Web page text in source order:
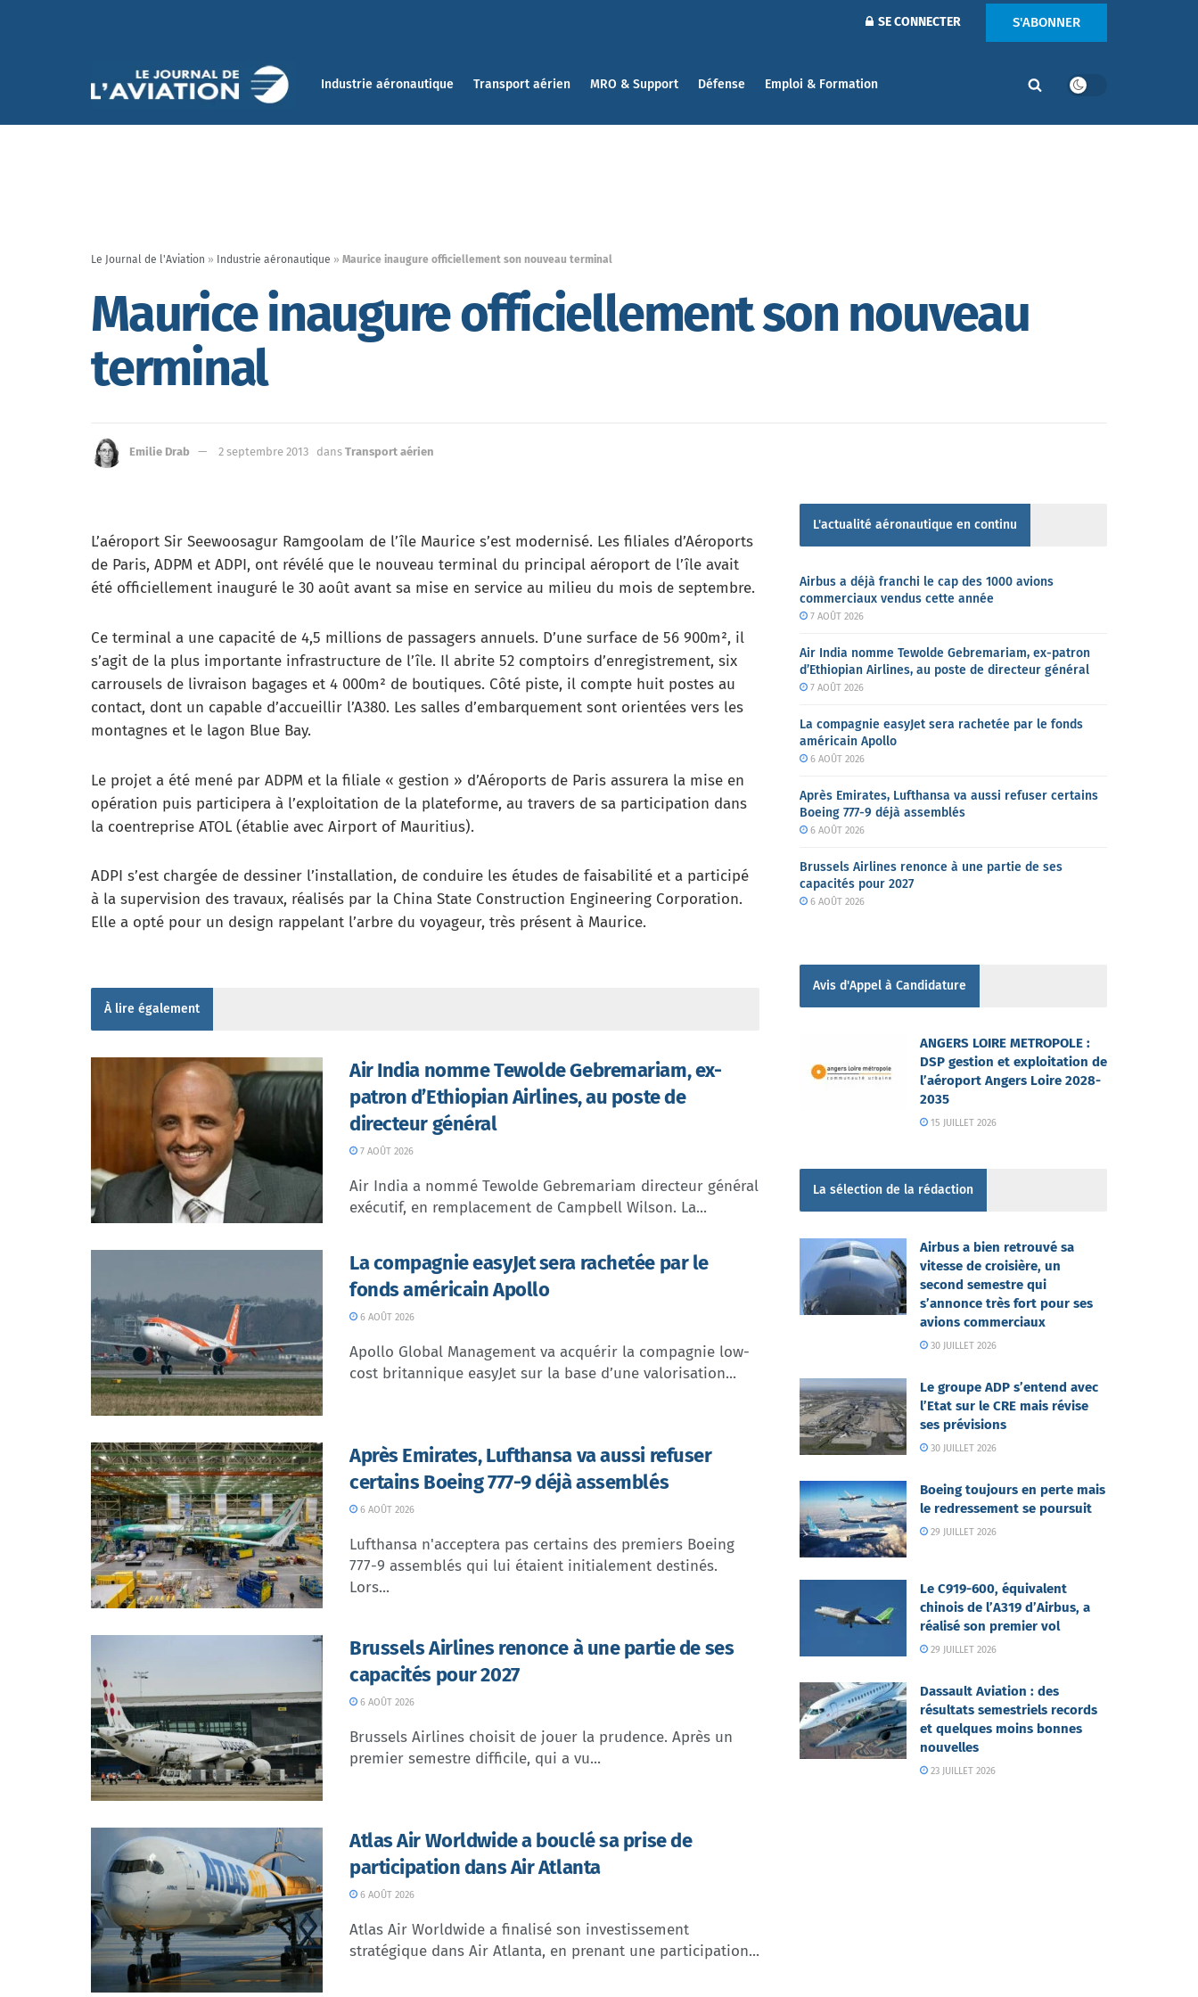
SE CONNECTER S'ABONNER
Industrie aéronautique Transport aérien MRO & Support Défense Emploi & Formation
Le Journal de l'Aviation » Industrie aéronautique » Maurice inaugure officiellement son nouveau terminal
Maurice inaugure officiellement son nouveau
terminal
Emilie Drab 2 septembre 2013 dans Transport aérien
L’aéroport Sir Seewoosagur Ramgoolam de l’île Maurice s’est modernisé. Les filiales d’Aéroports
de Paris, ADPM et ADPI, ont révélé que le nouveau terminal du principal aéroport de l’île avait
été officiellement inauguré le 30 août avant sa mise en service au milieu du mois de septembre.
Ce terminal a une capacité de 4,5 millions de passagers annuels. D’une surface de 56 900m², il
s’agit de la plus importante infrastructure de l’île. Il abrite 52 comptoirs d’enregistrement, six
carrousels de livraison bagages et 4 000m² de boutiques. Côté piste, il compte huit postes au
contact, dont un capable d’accueillir l’A380. Les salles d’embarquement sont orientées vers les
montagnes et le lagon Blue Bay.
Le projet a été mené par ADPM et la filiale « gestion » d’Aéroports de Paris assurera la mise en
opération puis participera à l’exploitation de la plateforme, au travers de sa participation dans
la coentreprise ATOL (établie avec Airport of Mauritius).
ADPI s’est chargée de dessiner l’installation, de conduire les études de faisabilité et a participé
à la supervision des travaux, réalisés par la China State Construction Engineering Corporation.
Elle a opté pour un design rappelant l’arbre du voyageur, très présent à Maurice.
À lire également
Air India nomme Tewolde Gebremariam, ex-
patron d’Ethiopian Airlines, au poste de
directeur général
7 AOÛT 2026
Air India a nommé Tewolde Gebremariam directeur général
exécutif, en remplacement de Campbell Wilson. La...
La compagnie easyJet sera rachetée par le
fonds américain Apollo
6 AOÛT 2026
Apollo Global Management va acquérir la compagnie low-
cost britannique easyJet sur la base d’une valorisation...
Après Emirates, Lufthansa va aussi refuser
certains Boeing 777-9 déjà assemblés
6 AOÛT 2026
Lufthansa n'acceptera pas certains des premiers Boeing
777-9 assemblés qui lui étaient initialement destinés.
Lors...
Brussels Airlines renonce à une partie de ses
capacités pour 2027
6 AOÛT 2026
Brussels Airlines choisit de jouer la prudence. Après un
premier semestre difficile, qui a vu...
Atlas Air Worldwide a bouclé sa prise de
participation dans Air Atlanta
6 AOÛT 2026
Atlas Air Worldwide a finalisé son investissement
stratégique dans Air Atlanta, en prenant une participation...
L'actualité aéronautique en continu
Airbus a déjà franchi le cap des 1000 avions
commerciaux vendus cette année
7 AOÛT 2026
Air India nomme Tewolde Gebremariam, ex-patron
d’Ethiopian Airlines, au poste de directeur général
7 AOÛT 2026
La compagnie easyJet sera rachetée par le fonds
américain Apollo
6 AOÛT 2026
Après Emirates, Lufthansa va aussi refuser certains
Boeing 777-9 déjà assemblés
6 AOÛT 2026
Brussels Airlines renonce à une partie de ses
capacités pour 2027
6 AOÛT 2026
Avis d'Appel à Candidature
ANGERS LOIRE METROPOLE :
DSP gestion et exploitation de
l’aéroport Angers Loire 2028-
2035
15 JUILLET 2026
La sélection de la rédaction
Airbus a bien retrouvé sa
vitesse de croisière, un
second semestre qui
s’annonce très fort pour ses
avions commerciaux
30 JUILLET 2026
Le groupe ADP s’entend avec
l’Etat sur le CRE mais révise
ses prévisions
30 JUILLET 2026
Boeing toujours en perte mais
le redressement se poursuit
29 JUILLET 2026
Le C919-600, équivalent
chinois de l’A319 d’Airbus, a
réalisé son premier vol
29 JUILLET 2026
Dassault Aviation : des
résultats semestriels records
et quelques moins bonnes
nouvelles
23 JUILLET 2026